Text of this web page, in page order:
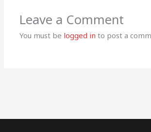
Leave a Comment
You must be logged in to post a